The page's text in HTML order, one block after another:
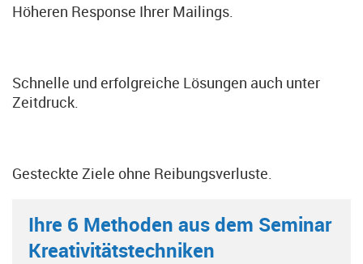
Höheren Response Ihrer Mailings.
Schnelle und erfolgreiche Lösungen auch unter
Zeitdruck.
Gesteckte Ziele ohne Reibungsverluste.
Ihre 6 Methoden aus dem Seminar
Kreativitätstechniken